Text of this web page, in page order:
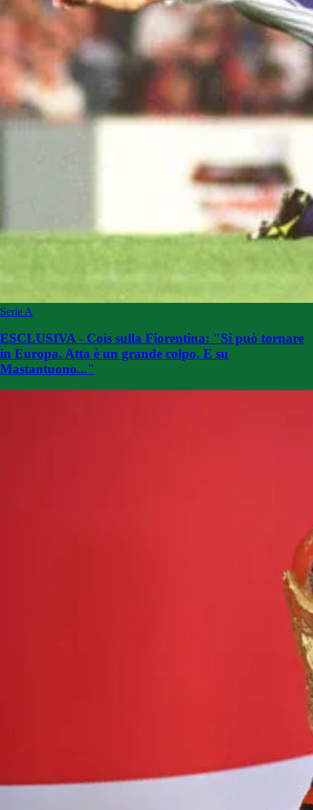
Serie A
ESCLUSIVA - Cois sulla Fiorentina: "Si può tornare
in Europa. Atta è un grande colpo. E su
Mastantuono..."